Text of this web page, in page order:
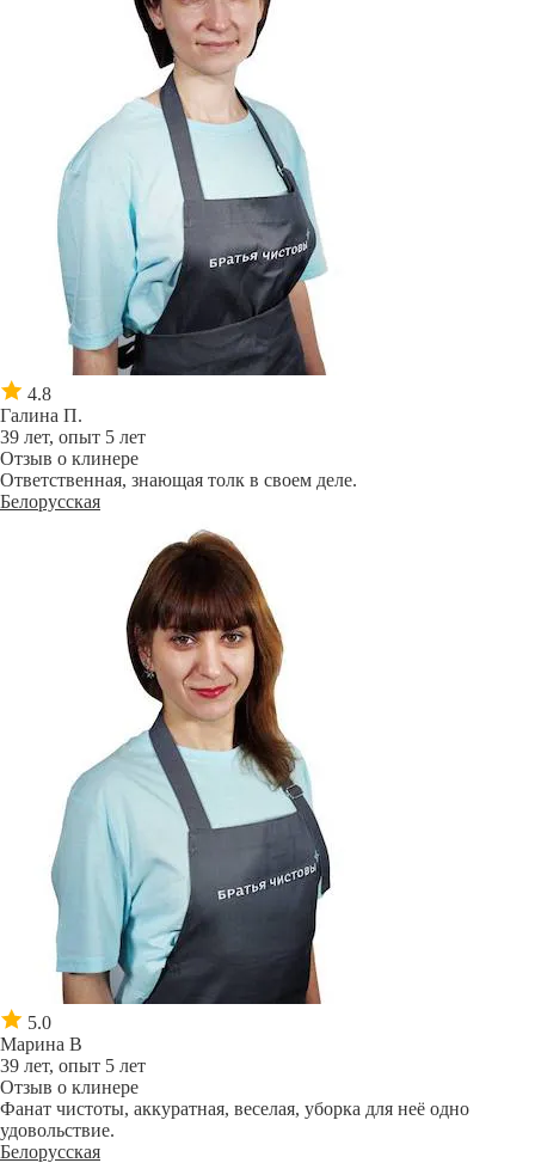
4.8
Галина П.
39 лет, опыт 5 лет
Отзыв о клинере
Ответственная, знающая толк в своем деле.
Белорусская
5.0
Марина В
39 лет, опыт 5 лет
Отзыв о клинере
Фанат чистоты, аккуратная, веселая, уборка для неё одно
удовольствие.
Белорусская